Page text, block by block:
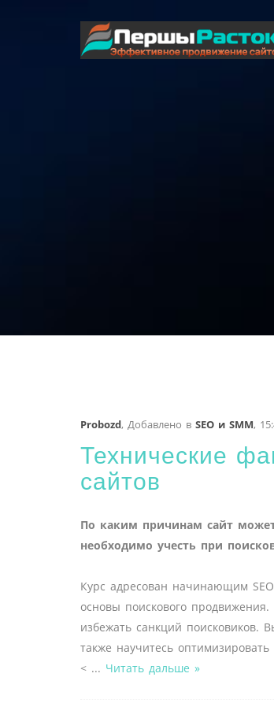
Probozd, Добавлено в SEO и SMM,
Технические
сайтов
По каким причинам сайт
необходимо учесть при
Курс адресован начинающим
основы поискового
избежать санкций поисковиков.
также научитесь
< ... Читать дальше »